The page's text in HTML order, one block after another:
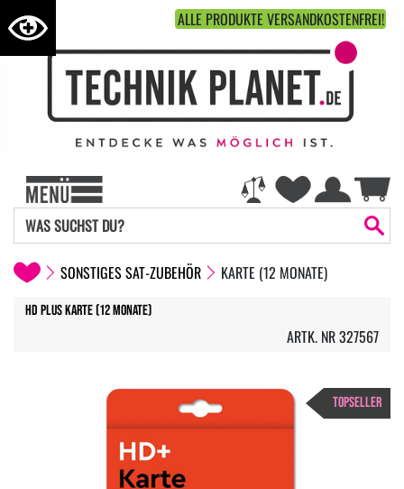
ALLE PRODUKTE VERSANDKOSTENFREI!
SONSTIGES SAT-ZUBEHÖR KARTE (12 MONATE)
HD PLUS Karte (12 Monate)
ARTK. NR 327567
TOPSELLER